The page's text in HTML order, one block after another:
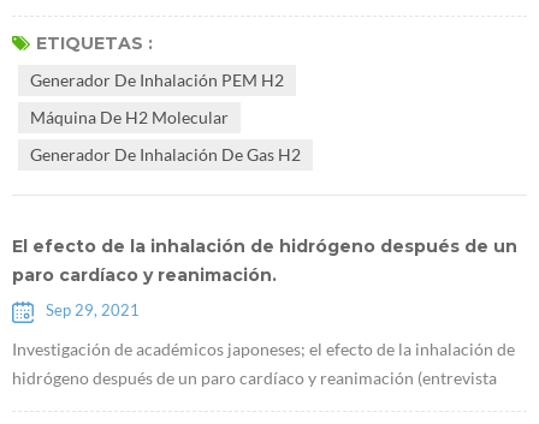
ETIQUETAS :
Generador De Inhalación PEM H2
Máquina De H2 Molecular
Generador De Inhalación De Gas H2
El efecto de la inhalación de hidrógeno después de un
paro cardíaco y reanimación.
Sep 29, 2021
Investigación de académicos japoneses; el efecto de la inhalación de
hidrógeno después de un paro cardíaco y reanimación (entrevista
con Sano Motoaki) Inhalación de Ventilador de hidrógeno con salida